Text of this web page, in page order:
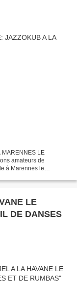
MARENNES LE
amateurs de
à Marennes le
LE
DE DANSES